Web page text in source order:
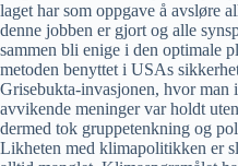
laget har som oppgave å avsløre
denne jobben er gjort og alle
sammen bli enige i den optimale
metoden benyttet i USAs
Grisebukta-invasjonen, hvor man
avvikende meninger var holdt
dermed tok gruppetenkning og
Likheten med klimapolitikken er